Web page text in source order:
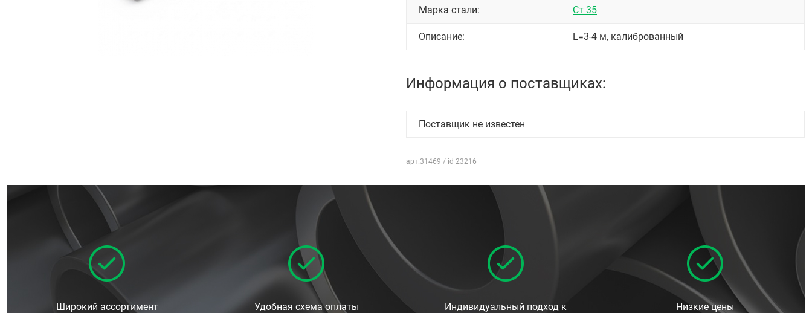
Марка стали: Ст 35
Описание: L=3-4 м, калиброванный
Информация о поставщиках:
Поставщик не известен
арт.31469 / id 23216
Широкий ассортимент
Удобная схема оплаты
Индивидуальный подход к
Низкие цены